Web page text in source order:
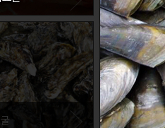
대게의 맛을 기억하
것.
담백한 키조